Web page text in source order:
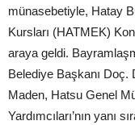
münasebetiyle, Hatay
Kursları (HATMEK)
araya geldi.
Belediye Başkanı
Maden, Hatsu Genel
Yardımcıları’nın yanı